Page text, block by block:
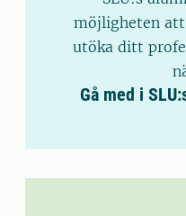
möjligheten
utöka ditt
Gå med i